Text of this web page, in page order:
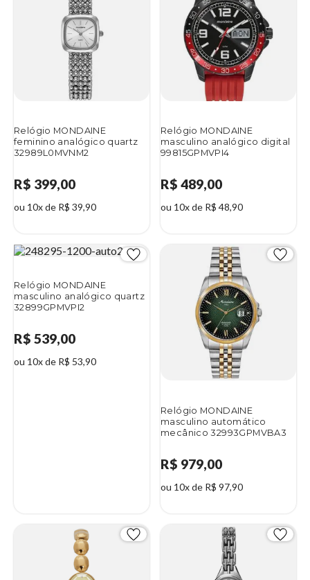
Relógio MONDAINE
feminino analógico quartz
32989L0MVNM2
R$ 399,00
ou 10x de R$ 39,90
Relógio MONDAINE
masculino analógico digital
99815GPMVPI4
R$ 489,00
ou 10x de R$ 48,90
Relógio MONDAINE
masculino analógico quartz
32899GPMVPI2
R$ 539,00
ou 10x de R$ 53,90
Relógio MONDAINE
masculino automático
mecânico 32993GPMVBA3
R$ 979,00
ou 10x de R$ 97,90